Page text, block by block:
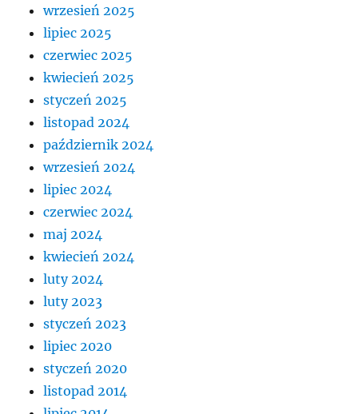
wrzesień 2025
lipiec 2025
czerwiec 2025
kwiecień 2025
styczeń 2025
listopad 2024
październik 2024
wrzesień 2024
lipiec 2024
czerwiec 2024
maj 2024
kwiecień 2024
luty 2024
luty 2023
styczeń 2023
lipiec 2020
styczeń 2020
listopad 2014